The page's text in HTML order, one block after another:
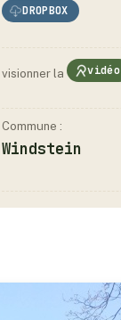
DROPBOX
visionner la vidéo
Commune :
Windstein